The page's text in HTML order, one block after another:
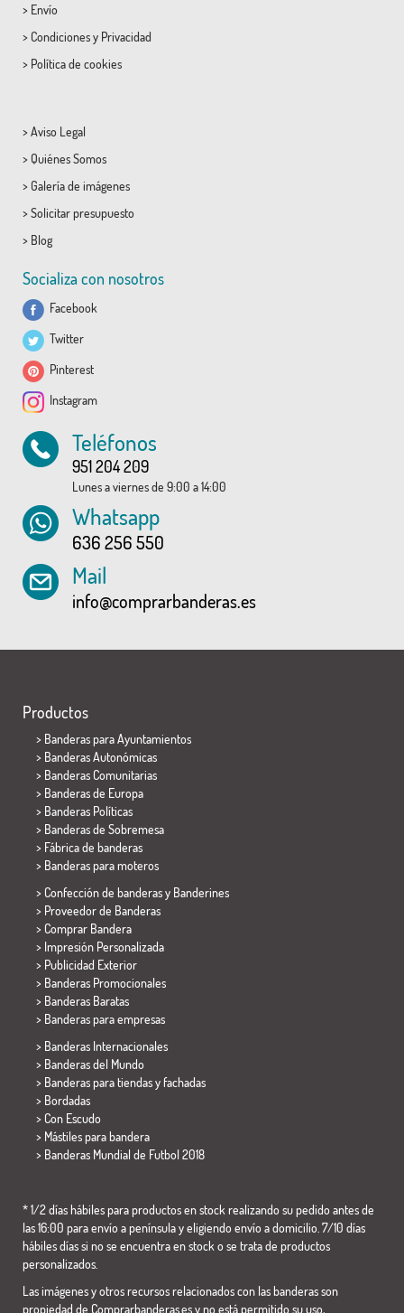
> Envío
> Condicionesy Privacidad
> Política de cookies
> Aviso Legal
> Quiénes Somos
> Galería de imágenes
> Solicitar presupuesto
> Blog
Socializa con nosotros
Facebook
Twitter
Pinterest
Instagram
Teléfonos
951 204 209
Lunes a viernes de 9:00 a 14:00
Whatsapp
636 256 550
Mail
info@comprarbanderas.es
Productos
> Banderas para Ayuntamientos
> Banderas Autonómicas
> Banderas Comunitarias
> Banderas de Europa
> Banderas Políticas
> Banderas de Sobremesa
> Fábrica de banderas
> Banderas para moteros
> Confección de banderas y Banderines
> Proveedor de Banderas
> Comprar Bandera
> Impresión Personalizada
> Publicidad Exterior
> Banderas Promocionales
> Banderas Baratas
> Banderas para empresas
> Banderas Internacionales
> Banderas del Mundo
> Banderas para tiendas y fachadas
> Bordadas
> Con Escudo
> Mástiles para bandera
> Banderas Mundial de Futbol 2018
* 1/2 días hábiles para productos en stock realizando su pedido antes de
las 16:00 para envío a península y eligiendo envío a domicilio. 7/10 días
hábiles días si no se encuentra en stock o se trata de productos
personalizados.
Las imágenes y otros recursos relacionados con las banderas son
propiedad de Comprarbanderas.es y no está permitido su uso,